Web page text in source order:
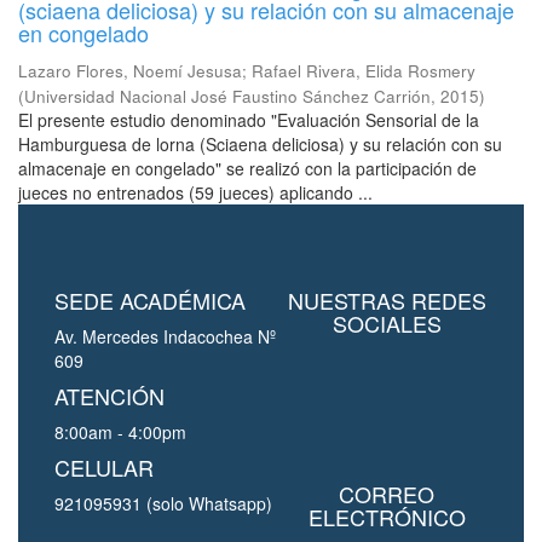
(sciaena deliciosa) y su relación con su almacenaje
en congelado
Lazaro Flores, Noemí Jesusa; Rafael Rivera, Elida Rosmery
(Universidad Nacional José Faustino Sánchez Carrión, 2015)
El presente estudio denominado "Evaluación Sensorial de la
Hamburguesa de lorna (Sciaena deliciosa) y su relación con su
almacenaje en congelado" se realizó con la participación de
jueces no entrenados (59 jueces) aplicando ...
SEDE ACADÉMICA
Av. Mercedes Indacochea Nº
609
ATENCIÓN
8:00am - 4:00pm
CELULAR
921095931 (solo Whatsapp)
NUESTRAS REDES
SOCIALES
CORREO
ELECTRÓNICO